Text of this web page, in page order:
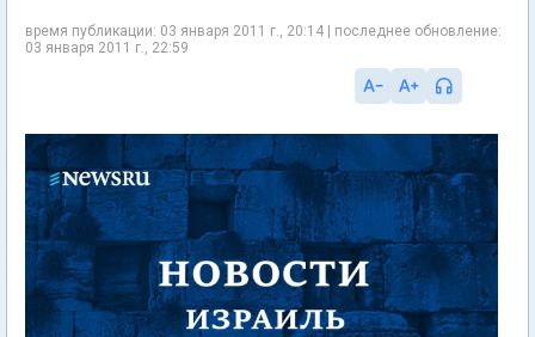
время публикации: 03 января 2011 г., 20:14 | последнее обновление:
03 января 2011 г., 22:59